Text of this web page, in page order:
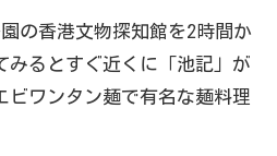
の香港文物探知館を2時間か
みるとすぐ近くに「池記」が
ビワンタン麺で有名な麺料理